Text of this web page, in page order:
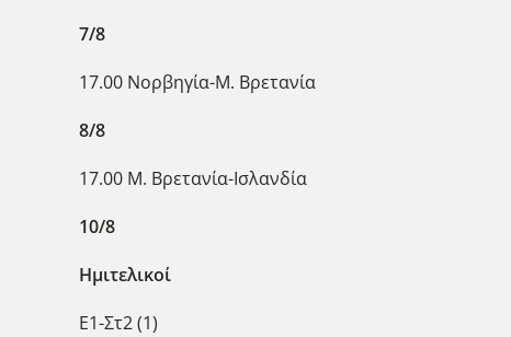
7/8
17.00 Νορβηγία-Μ. Βρετανία
8/8
17.00 Μ. Βρετανία-Ισλανδία
10/8
Ημιτελικοί
Ε1-Στ2 (1)